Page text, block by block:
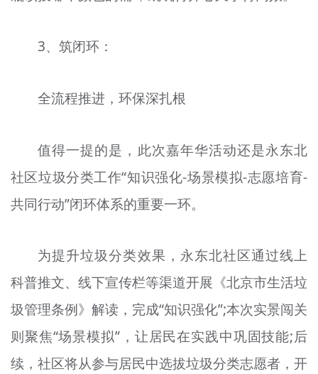
3、筑闭环：
全流程推进，环保深扎根
值得一提的是，此次嘉年华活动还是永东北
社区垃圾分类工作“知识强化-场景模拟-志愿培育-
共同行动”闭环体系的重要一环。
为提升垃圾分类效果，永东北社区通过线上
科普推文、线下宣传栏等渠道开展《北京市生活垃
圾管理条例》解读，完成“知识强化”;本次实景闯关
则聚焦“场景模拟”，让居民在实践中巩固技能;后
续，社区将从参与居民中选拔垃圾分类志愿者，开